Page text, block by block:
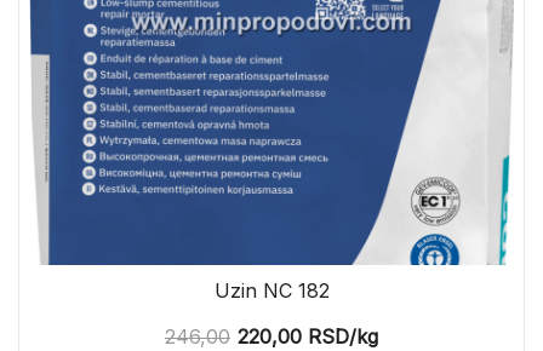
Uzin NC 182
246,00 220,00 RSD/kg